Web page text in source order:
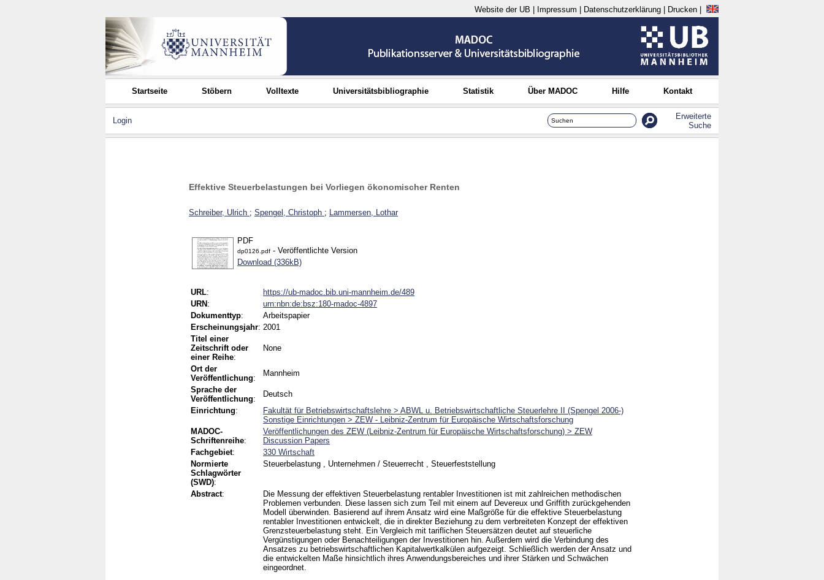
Website der UB Impressum Datenschutzerklärung Drucken
Startseite Stöbern Volltexte Universitätsbibliographie Statistik Über MADOC Hilfe Kontakt
Login
Erweiterte
Suche
Effektive Steuerbelastungen bei Vorliegen ökonomischer Renten
Schreiber, Ulrich ; Spengel, Christoph ; Lammersen, Lothar
PDF
dp0126.pdf - Veröffentlichte Version
Download (336kB)
URL:
https://ub-madoc.bib.uni-mannheim.de/489
URN :
urn:nbn:de:bsz:180-madoc-4897
Dokumenttyp:
Arbeitspapier
Erscheinungsjahr: 2001
Titel einer
Zeitschrift oder
einer Reihe:
None
Ort der
Veröffentlichung:
Mannheim
Sprache der
Veröffentlichung:
Deutsch
Einrichtung:
Fakultät für Betriebswirtschaftslehre > ABWL u. Betriebswirtschaftliche Steuerlehre II (Spengel 2006-)
Sonstige Einrichtungen > ZEW - Leibniz-Zentrum für Europäische Wirtschaftsforschung
MADOC-
Schriftenreihe:
Veröffentlichungen des ZEW (Leibniz-Zentrum für Europäische Wirtschaftsforschung) > ZEW
Discussion Papers
Fachgebiet:
330 Wirtschaft
Normierte
Schlagwörter
(SWD):
Steuerbelastung , Unternehmen / Steuerrecht , Steuerfeststellung
Abstract:
Die Messung der effektiven Steuerbelastung rentabler Investitionen ist mit zahlreichen methodischen
Problemen verbunden. Diese lassen sich zum Teil mit einem auf Devereux und Griffith zurückgehenden
Modell überwinden. Basierend auf ihrem Ansatz wird eine Maßgröße für die effektive Steuerbelastung
rentabler Investitionen entwickelt, die in direkter Beziehung zu dem verbreiteten Konzept der effektiven
Grenzsteuerbelastung steht. Ein Vergleich mit tariflichen Steuersätzen deutet auf steuerliche
Vergünstigungen oder Benachteiligungen der Investitionen hin. Außerdem wird die Verbindung des
Ansatzes zu betriebswirtschaftlichen Kapitalwertkalkülen aufgezeigt. Schließlich werden der Ansatz und
die entwickelten Maße hinsichtlich ihres Anwendungsbereiches und ihrer Stärken und Schwächen
eingeordnet.